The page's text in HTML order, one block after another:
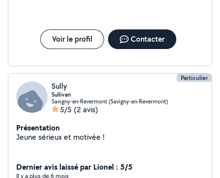
Voir le profil Contacter
Particulier
Sully
Sullivan
Savigny-en-Revermont (Savigny-en-Revermont)
5/5 (2 avis)
Présentation
Jeune sérieux et motivée !
Dernier avis laissé par Lionel : 5/5
Il y a plus de 6 mois